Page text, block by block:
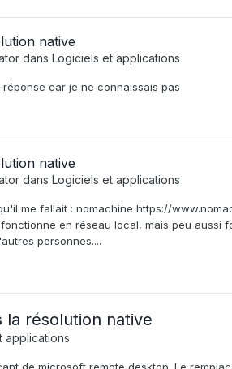
native
dans Logiciels et applications
car je ne connaissais pas
native
dans Logiciels et applications
me fallait : nomachine https://
en réseau local, mais peu aussi
personnes....
la résolution native
applications